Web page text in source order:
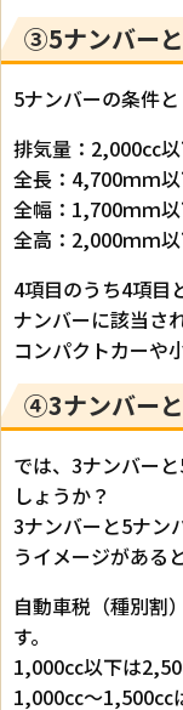
③5ナンバー
5ナンバーの条件
排気量：2,000㏄
全長：4,700ｍｍ
全幅：1,700ｍｍ
全高：2,000ｍｍ
4項目のうち4項目
ナンバーに該当さ
コンパクトカーや
④3ナンバー
では、3ナンバー
しょうか？
3ナンバーと5ナン
うイメージがある
自動車税（種別割
す。
1,000㏄以下は
1,000㏄～1,500㏄